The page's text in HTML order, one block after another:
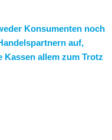
Konsumenten noch
auf,
allem zum Trotz